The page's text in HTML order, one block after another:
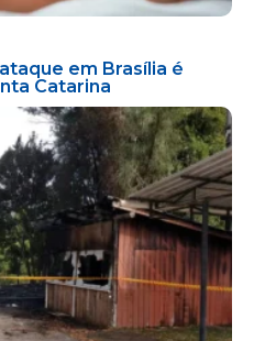
em Brasília é
Catarina